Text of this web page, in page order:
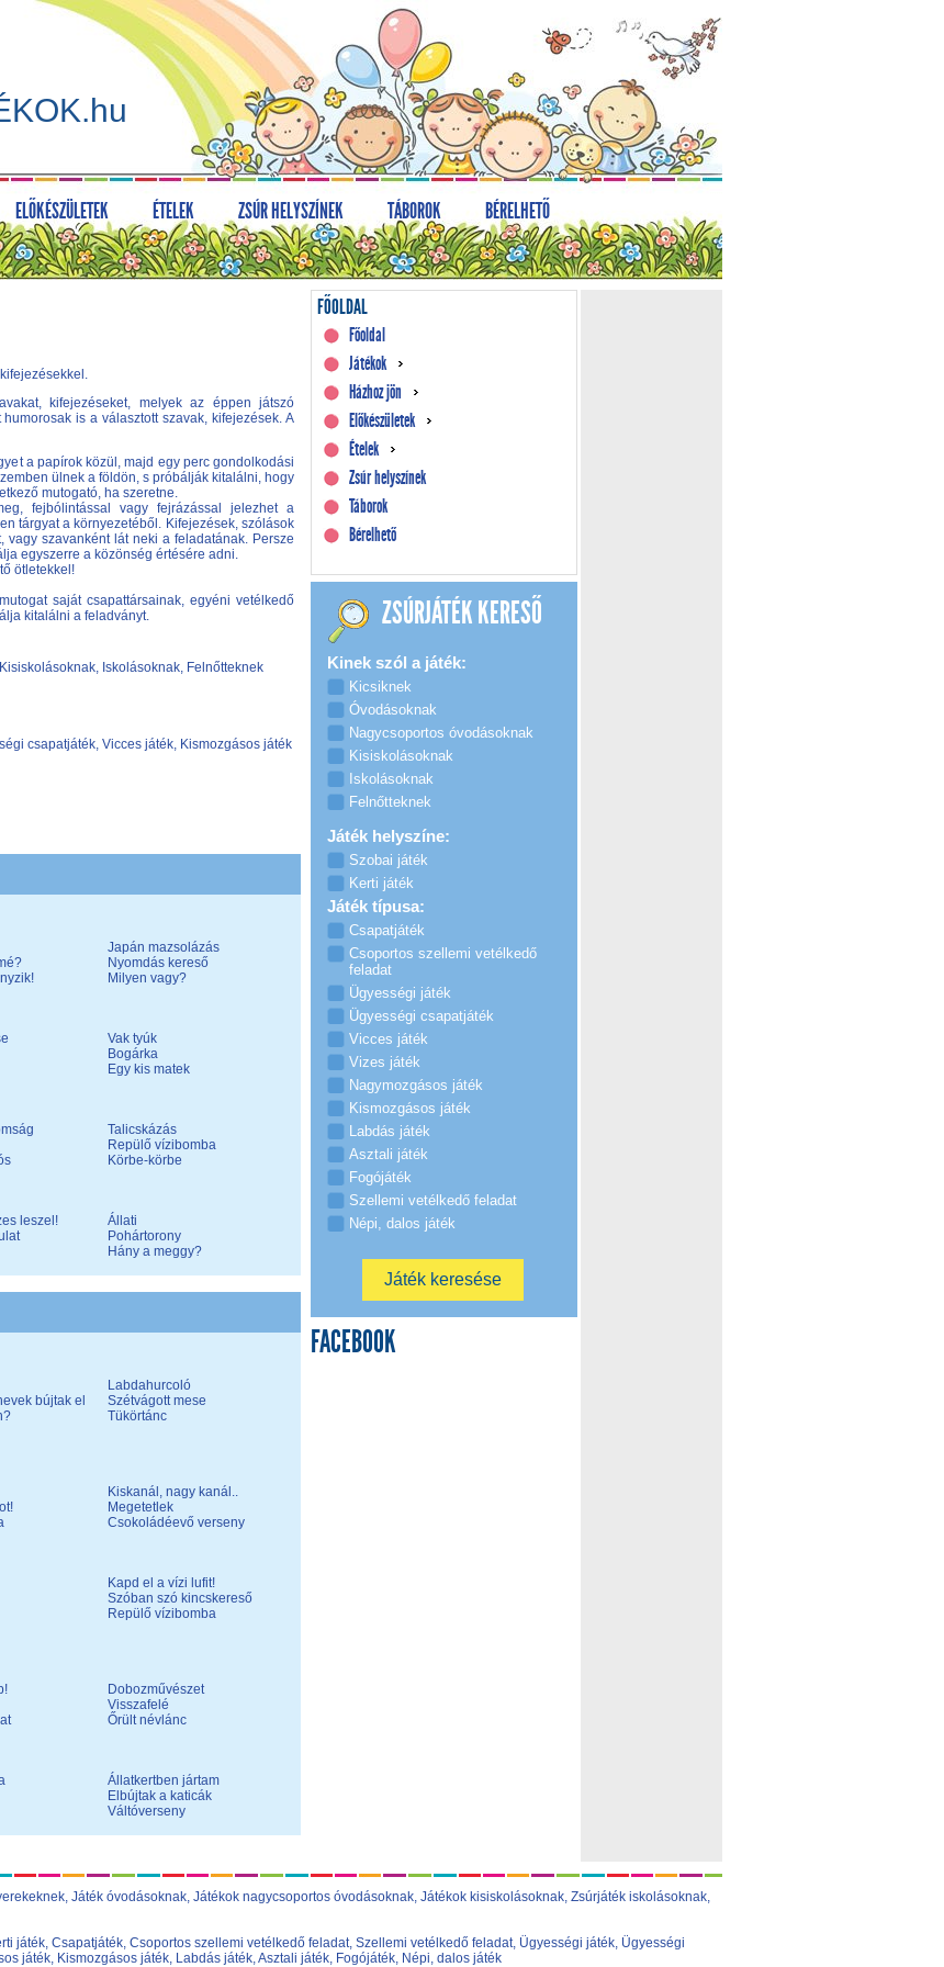
ELŐKÉSZÜLETEK ÉTELEK ZSÚR HELYSZÍNEK TÁBOROK BÉRELHETŐ
kifejezéseket, melyek az éppen játszó
is a választott szavak, kifejezések. A
a papírok közül, majd egy perc gondolkodási
ülnek a földön, s próbálják kitalálni, hogy
mutogató, ha szeretne.
fejbólintással vagy fejrázással jelezhet a
tárgyat a környezetéből. Kifejezések, szólások
szavanként lát neki a feladatának. Persze
egyszerre a közönség értésére adni.
ötletekkel!
saját csapattársainak, egyéni vetélkedő
kitalálni a feladványt.
Iskolásoknak, Felnőtteknek
csapatjáték, Vicces játék, Kismozgásos játék
Japán mazsolázás
Nyomdás kereső
Milyen vagy?
Vak tyúk
Bogárka
Egy kis matek
Talicskázás
Repülő vízibomba
Körbe-körbe
leszel!
Állati
Pohártorony
Hány a meggy?
Labdahurcoló
bújtak el
Szétvágott mese
Tükörtánc
Kiskanál, nagy kanál..
Megetetlek
Csokoládéevő verseny
Kapd el a vízi lufit!
Szóban szó kincskereső
Repülő vízibomba
Dobozművészet
Visszafelé
Őrült névlánc
Állatkertben jártam
Elbújtak a katicák
Váltóverseny
FŐOLDAL
Főoldal
Játékok
Házhoz jön
Előkészületek
Ételek
Zsúr helyszínek
Táborok
Bérelhető
ZSÚRJÁTÉK KERESŐ
Kinek szól a játék:
Kicsiknek
Óvodásoknak
Nagycsoportos óvodásoknak
Kisiskolásoknak
Iskolásoknak
Felnőtteknek
Játék helyszíne:
Szobai játék
Kerti játék
Játék típusa:
Csapatjáték
Csoportos szellemi vetélkedő
feladat
Ügyességi játék
Ügyességi csapatjáték
Vicces játék
Vizes játék
Nagymozgásos játék
Kismozgásos játék
Labdás játék
Asztali játék
Fogójáték
Szellemi vetélkedő feladat
Népi, dalos játék
FACEBOOK
, Játék óvodásoknak, Játékok nagycsoportos óvodásoknak, Játékok kisiskolásoknak, Zsúrjáték iskolásoknak,
játék, Csapatjáték, Csoportos szellemi vetélkedő feladat, Szellemi vetélkedő feladat, Ügyességi játék, Ügyességi
játék, Kismozgásos játék, Labdás játék,Asztali játék, Fogójáték, Népi, dalos játék